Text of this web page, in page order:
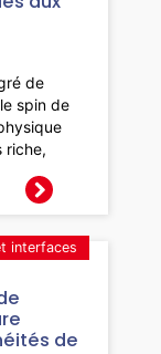
de
spin de
riche,
de
interfaces